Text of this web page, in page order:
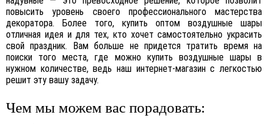
повысить уровень своего профессионального мастерства
декоратора. Более того, купить оптом воздушные шары
отличная идея и для тех, кто хочет самостоятельно украсить
свой праздник. Вам больше не придется тратить время на
поиски того места, где можно купить воздушные шары в
нужном количестве, ведь наш интернет-магазин с легкостью
решит эту вашу задачу.
Чем мы можем вас порадовать: